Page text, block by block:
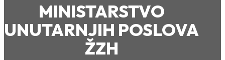
MINISTARSTVO
UNUTARNJIH POSLOVA
ŽZH